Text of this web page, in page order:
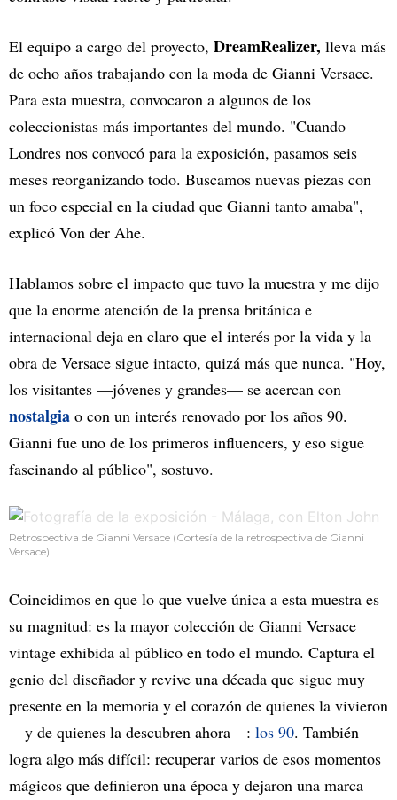
El equipo a cargo del proyecto, DreamRealizer, lleva más
de ocho años trabajando con la moda de Gianni Versace.
Para esta muestra, convocaron a algunos de los
coleccionistas más importantes del mundo. "Cuando
Londres nos convocó para la exposición, pasamos seis
meses reorganizando todo. Buscamos nuevas piezas con
un foco especial en la ciudad que Gianni tanto amaba",
explicó Von der Ahe.
Hablamos sobre el impacto que tuvo la muestra y me dijo
que la enorme atención de la prensa británica e
internacional deja en claro que el interés por la vida y la
obra de Versace sigue intacto, quizá más que nunca. "Hoy,
los visitantes —jóvenes y grandes— se acercan con
nostalgia o con un interés renovado por los años 90.
Gianni fue uno de los primeros influencers, y eso sigue
fascinando al público", sostuvo.
Retrospectiva de Gianni Versace (Cortesía de la retrospectiva de Gianni
Versace).
Coincidimos en que lo que vuelve única a esta muestra es
su magnitud: es la mayor colección de Gianni Versace
vintage exhibida al público en todo el mundo. Captura el
genio del diseñador y revive una década que sigue muy
presente en la memoria y el corazón de quienes la vivieron
—y de quienes la descubren ahora—: los 90. También
logra algo más difícil: recuperar varios de esos momentos
mágicos que definieron una época y dejaron una marca